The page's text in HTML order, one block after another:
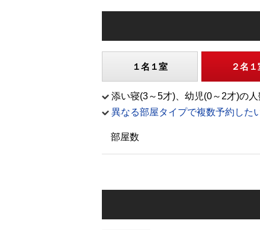
１名１室 ２名１
添い寝(3～5才)、幼児(0～2才)の
異なる部屋タイプで複数予約した
部屋数